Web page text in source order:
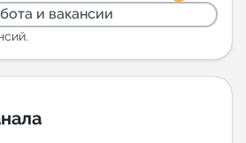
каналов в Telegram
и вакансии